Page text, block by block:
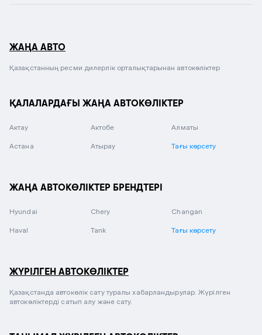
ЖАҢА АВТО
Қазақстанның ресми дилерлік орталықтарынан автокөліктер
ҚАЛАЛАРДАҒЫ ЖАҢА АВТОКӨЛІКТЕР
Актау Актобе Алматы
Астана Атырау Тағы көрсету
ЖАҢА АВТОКӨЛІКТЕР БРЕНДТЕРІ
Hyundai Chery Changan
Haval Tank Тағы көрсету
ЖҮРІЛГЕН АВТОКӨЛІКТЕР
Қазақстанда автокөлік сату туралы хабарландырулар. Жүрілген
автокөліктерді сатып алу және сату.